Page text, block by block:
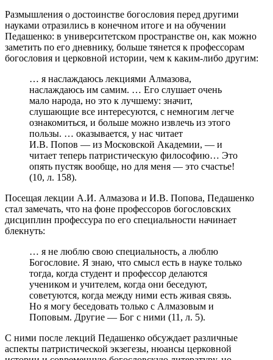
Размышления о достоинстве богословия перед другими
науками отразились в конечном итоге и на обучении
Педашенко: в университетском пространстве он, как можно
заметить по его дневнику, больше тянется к профессорам
богословия и церковной истории, чем к каким-либо другим:
… я наслаждаюсь лекциями Алмазова,
наслаждаюсь им самим. … Его слушает очень
мало народа, но это к лучшему: значит,
слушающие все интересуются, с немногим легче
ознакомиться, и больше можно извлечь из этого
пользы. … оказывается, у нас читает
И.В. Попов — из Московской Академии, — и
читает теперь патристическую философию… Это
опять пустяк вообще, но для меня — это счастье!
(10, л. 158).
Посещая лекции А.И. Алмазова и И.В. Попова, Педашенко
стал замечать, что на фоне профессоров богословских
дисциплин профессура по его специальности начинает
блекнуть:
… я не люблю свою специальность, а люблю
Богословие. Я знаю, что смысл есть в науке только
тогда, когда студент и профессор делаются
учеником и учителем, когда они беседуют,
советуются, когда между ними есть живая связь.
Но я могу беседовать только с Алмазовым и
Поповым. Другие — Бог с ними (11, л. 5).
С ними после лекций Педашенко обсуждает различные
аспекты патристической экзегезы, нюансы церковной